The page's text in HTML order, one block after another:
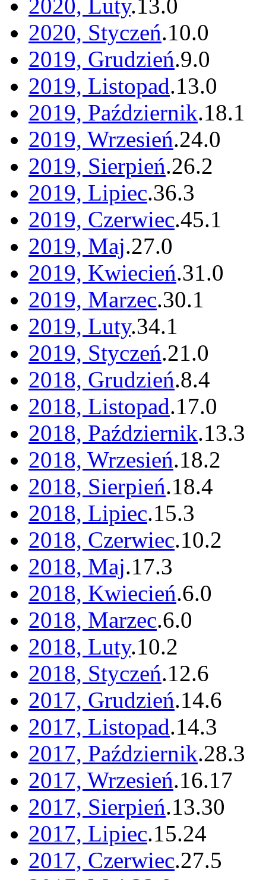
2020, Luty.13.0
2020, Styczeń.10.0
2019, Grudzień.9.0
2019, Listopad.13.0
2019, Październik.18.1
2019, Wrzesień.24.0
2019, Sierpień.26.2
2019, Lipiec.36.3
2019, Czerwiec.45.1
2019, Maj.27.0
2019, Kwiecień.31.0
2019, Marzec.30.1
2019, Luty.34.1
2019, Styczeń.21.0
2018, Grudzień.8.4
2018, Listopad.17.0
2018, Październik.13.3
2018, Wrzesień.18.2
2018, Sierpień.18.4
2018, Lipiec.15.3
2018, Czerwiec.10.2
2018, Maj.17.3
2018, Kwiecień.6.0
2018, Marzec.6.0
2018, Luty.10.2
2018, Styczeń.12.6
2017, Grudzień.14.6
2017, Listopad.14.3
2017, Październik.28.3
2017, Wrzesień.16.17
2017, Sierpień.13.30
2017, Lipiec.15.24
2017, Czerwiec.27.5